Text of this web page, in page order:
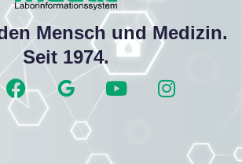
Mensch und Medizin.
Seit 1974.